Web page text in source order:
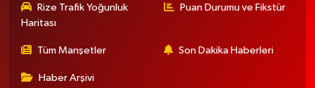
Rize Trafik Yoğunluk
Haritası
Puan Durumu ve Fikstür
Tüm Manşetler Son Dakika Haberleri
Haber Arşivi